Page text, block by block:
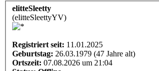
elitteSleetty
(elitteSleettyYV)
Registriert seit: 11.01.2025
Geburtstag: 26.03.1979 (47 Jahre alt)
Ortszeit: 07.08.2026 um 21:04